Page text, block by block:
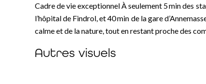
Cadre de vie exceptionnel À seulement 5 min des
l’hôpital de Findrol, et 40 min de la gare
calme et de la nature, tout en restant proche des
Autres visuels